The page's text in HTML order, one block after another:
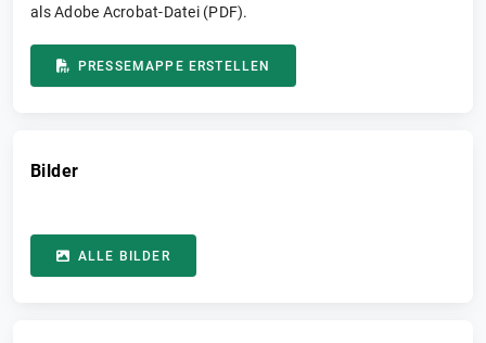
als Adobe Acrobat-Datei (PDF).
PRESSEMAPPE ERSTELLEN
Bilder
ALLE BILDER